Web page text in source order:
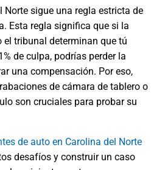
Norte sigue una regla estricta de
Esta regla significa que si la
el tribunal determinan que tú
de culpa, podrías perder la
una compensación. Por eso,
de cámara de tablero o
son cruciales para probar su
de auto en Carolina del Norte
desafíos y construir un caso